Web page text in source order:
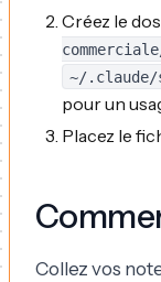
Créez le
~/
pour un
Placez le
Collez vos